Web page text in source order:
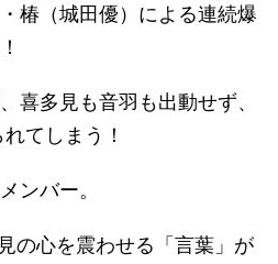
椿（城田優）による連続爆
喜多見も音羽も出動せず、
てしまう！
ンバー。
の心を震わせる「言葉」が